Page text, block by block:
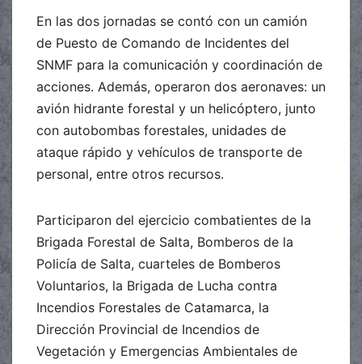
En las dos jornadas se contó con un camión
de Puesto de Comando de Incidentes del
SNMF para la comunicación y coordinación de
acciones. Además, operaron dos aeronaves: un
avión hidrante forestal y un helicóptero, junto
con autobombas forestales, unidades de
ataque rápido y vehículos de transporte de
personal, entre otros recursos.
Participaron del ejercicio combatientes de la
Brigada Forestal de Salta, Bomberos de la
Policía de Salta, cuarteles de Bomberos
Voluntarios, la Brigada de Lucha contra
Incendios Forestales de Catamarca, la
Dirección Provincial de Incendios de
Vegetación y Emergencias Ambientales de